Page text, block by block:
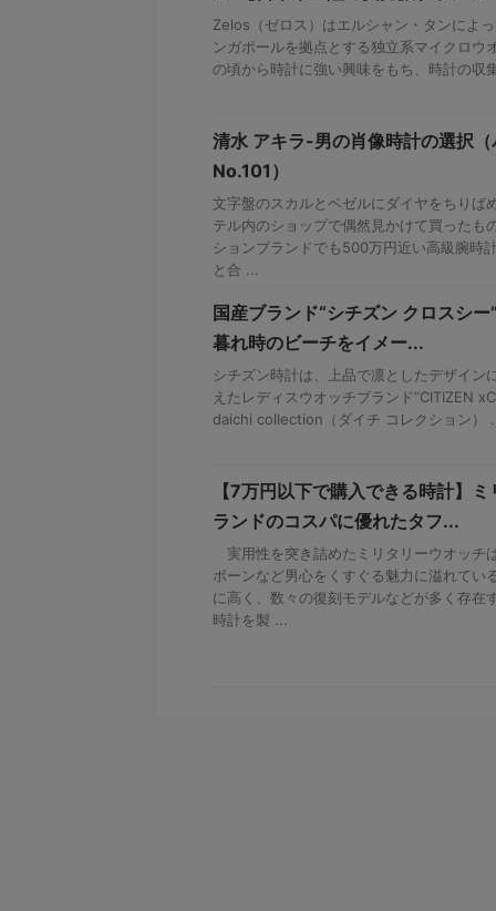
Zelos（ゼロス）はエルシャン・タンによ
ンガポールを拠点とする独立系マイクロウ
の頃から時計に強い興味をもち、時計の収
清水 アキラ-男の肖像時計の選択
No.101）
文字盤のスカルとベゼルにダイヤをちりば
テル内のショップで偶然見かけて買ったも
ションブランドでも500万円近い高級腕時
と合 ...
国産ブランド“シチズン クロスシ
暮れ時のビーチをイメー...
シチズン時計は、上品で凛としたデザイン
えたレディスウオッチブランド“CITIZEN
daichi collection（ダイチ コレクション）
【7万円以下で購入できる時計】
ランドのコスパに優れたタフ...
実用性を突き詰めたミリタリーウオッチ
ボーンなど男心をくすぐる魅力に溢れてい
に高く、数々の復刻モデルなどが多く存在
時計を製 ...